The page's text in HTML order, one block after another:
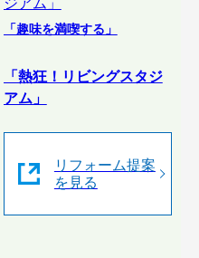
「趣味を満喫する」
「熱狂！リビングスタジ
アム」
リフォーム提案
を見る